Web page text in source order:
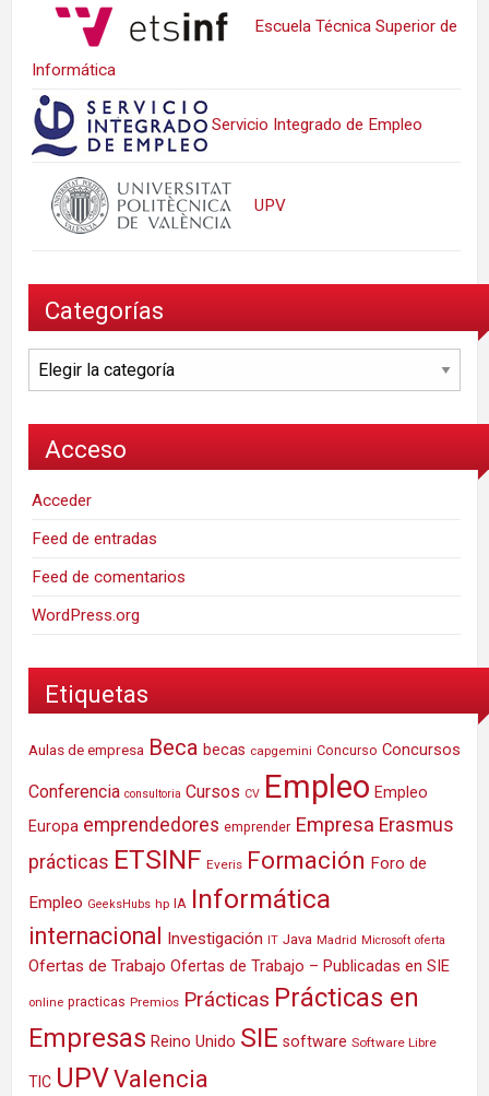
Escuela Técnica Superior de
Informática
Servicio Integrado de Empleo
UPV
Categorías
Categorías
Acceso
Acceder
Feed de entradas
Feed de comentarios
WordPress.org
Etiquetas
Aulas de empresa Beca becas capgemini Concurso Concursos
Conferencia consultoria Cursos CV Empleo Empleo
Europa emprendedores emprender Empresa Erasmus
prácticas ETSINF Everis Formación Foro de
Empleo GeeksHubs hp IA Informática
internacional Investigación IT Java Madrid Microsoft oferta
Ofertas de Trabajo Ofertas de Trabajo – Publicadas en SIE
online practicas Premios Prácticas Prácticas en
Empresas Reino Unido SIE software Software Libre
TIC UPVValencia